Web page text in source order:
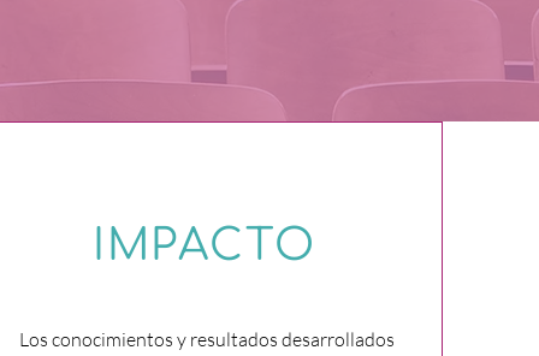
IMPACTO
Los conocimientos y resultados desarrollados